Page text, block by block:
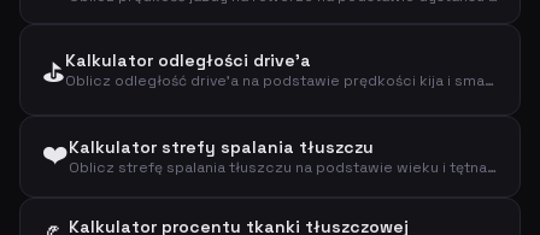
⛳Kalkulator odległości drive'a
Oblicz odległość drive'a na podstawie prędkości kija i smash factor
❤️Kalkulator strefy spalania tłuszczu
Oblicz strefę spalania tłuszczu na podstawie wieku i tętna spoczynkowego metodą Karvonena
Kalkulator procentu tkanki tłuszczowej